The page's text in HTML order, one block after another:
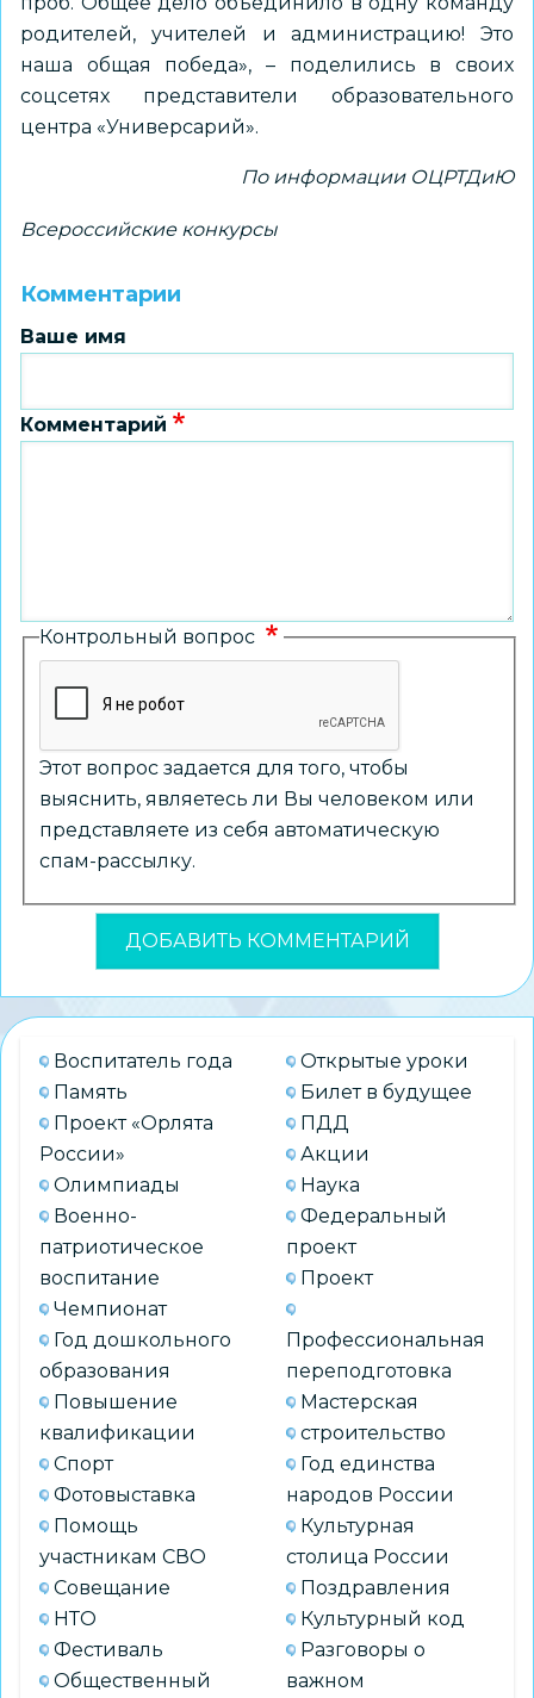
родителей, учителей и администрацию! Это
наша общая победа», – поделились в своих
соцсетях представители образовательного
центра «Универсарий».
По информации ОЦРТДиЮ
Всероссийские конкурсы
Комментарии
Ваше имя
Комментарий
Контрольный вопрос
Этот вопрос задается для того, чтобы
выяснить, являетесь ли Вы человеком или
представляете из себя автоматическую
спам-рассылку.
Воспитатель года
Память
Проект «Орлята
России»
Олимпиады
Военно-
патриотическое
воспитание
Чемпионат
Год дошкольного
образования
Повышение
квалификации
Спорт
Фотовыставка
Помощь
участникам СВО
Совещание
НТО
Фестиваль
Общественный
Открытые уроки
Билет в будущее
ПДД
Акции
Наука
Федеральный
проект
Проект
Профессиональная
переподготовка
Мастерская
строительство
Год единства
народов России
Культурная
столица России
Поздравления
Культурный код
Разговоры о
важном